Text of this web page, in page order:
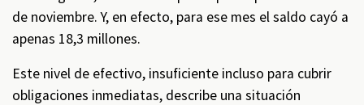
de noviembre. Y, en efecto, para ese mes el saldo cayó a
apenas 18,3 millones.
Este nivel de efectivo, insuficiente incluso para cubrir
obligaciones inmediatas, describe una situación